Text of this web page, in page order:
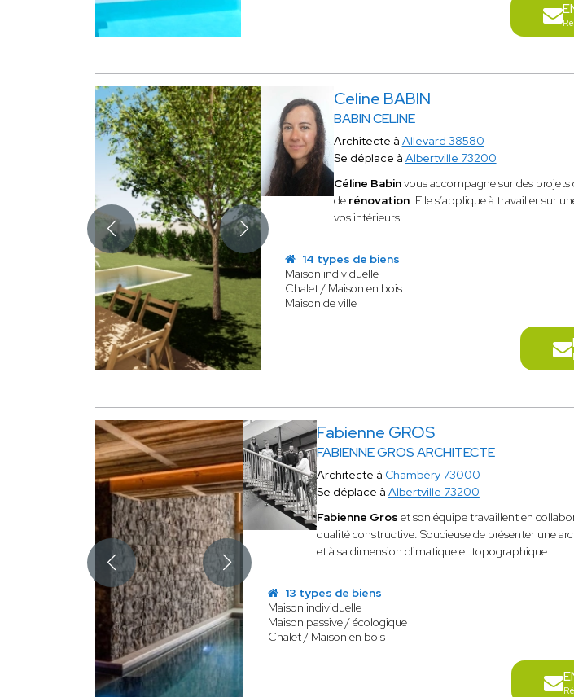
Celine BABIN
BABIN CELINE
Architecte à Allevard 38580
Se déplace à Albertville 73200
Céline Babinvous accompagne sur des projets
de rénovation. Elle s’applique à travailler sur
vos intérieurs.
14 types de biens
Maison individuelle
Chalet / Maison en bois
Maison de ville
Fabienne GROS
FABIENNE GROS ARCHITECTE
Architecte à Chambéry 73000
Se déplace à Albertville 73200
Fabienne Gros et son équipe travaillent en
qualité constructive. Soucieuse de présenter une
et à sa dimension climatique et topographique.
13 types de biens
Maison individuelle
Maison passive / écologique
Chalet / Maison en bois